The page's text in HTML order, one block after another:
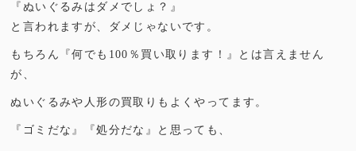
『ぬいぐるみはダメでしょ？』
と言われますが、ダメじゃないです。
もちろん『何でも100％買い取ります！』とは言えません
が、
ぬいぐるみや人形の買取りもよくやってます。
『ゴミだな』『処分だな』と思っても、